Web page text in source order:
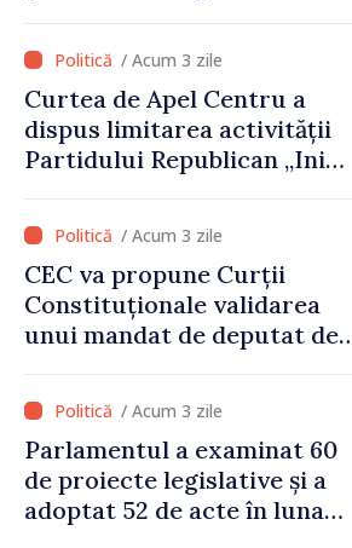
stimulente de peste 28 de
milioane de lei oferite de
Guvern
/ Acum 3 zile
Curtea de Apel Centru a
dispus limitarea activității
Partidului Republican „Inima
/ Acum 3 zile
CEC va propune Curții
Constituționale validarea
unui mandat de deputat de
/ Acum 3 zile
Parlamentul a examinat 60
de proiecte legislative și a
adoptat 52 de acte în luna